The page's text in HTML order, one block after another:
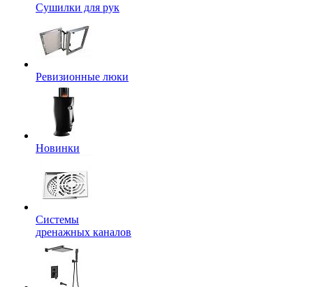
Сушилки для рук
Ревизионные люки
Новинки
Системы
дренажных каналов